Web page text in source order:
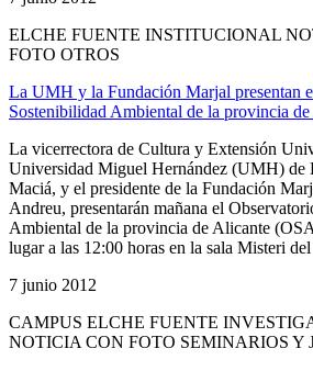
ELCHE FUENTE INSTITUCIONAL
FOTO OTROS
La UMH y la Fundación Marjal presentan
Sostenibilidad Ambiental de la provincia
La vicerrectora de Cultura y Extensión
Universidad Miguel Hernández (UMH) de
Maciá, y el presidente de la Fundación
Andreu, presentarán mañana el
Ambiental de la provincia de Alicante
lugar a las 12:00 horas en la sala Misteri
7 junio 2012
CAMPUS ELCHE FUENTE
NOTICIA CON FOTO SEMINARIOS Y